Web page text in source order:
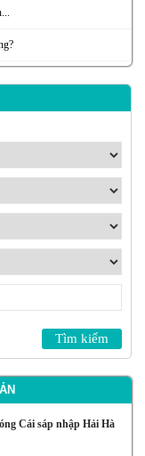
Cái sáp nhập Hải Hà